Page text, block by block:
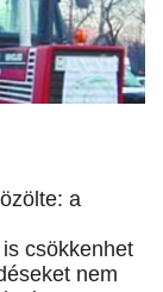
a
csökkenhet
nem